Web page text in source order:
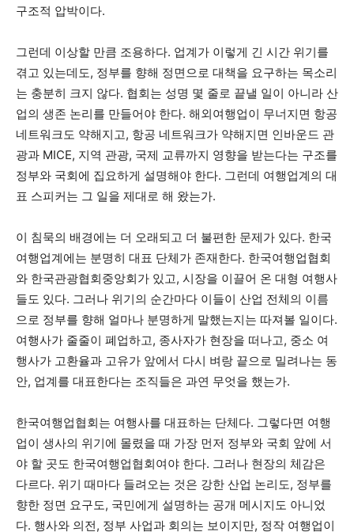
구조적 압박이다.
그런데 이상할 만큼 조용하다. 업계가 이렇게 긴 시간 위기를
겪고 있는데도, 정부를 향해 정면으로 대책을 요구하는 목소리
는 충분히 크지 않다. 협회는 성명 몇 줄로 끝낼 일이 아니라 산
업의 생존 논리를 만들어야 한다. 해외여행업이 무너지면 항공
네트워크도 약해지고, 항공 네트워크가 약해지면 인바운드 관
광과 MICE, 지역 관광, 국제 교류까지 영향을 받는다는 구조를
정부와 국회에 집요하게 설명해야 한다. 그런데 여행업계의 대
표 스피커는 그 일을 제대로 해 왔는가.
이 침묵의 배경에는 더 오래되고 더 불편한 문제가 있다. 한국
여행업계에는 분명히 대표 단체가 존재한다. 한국여행업협회
와 한국관광협회중앙회가 있고, 시장을 이끌어 온 대형 여행사
들도 있다. 그러나 위기의 순간마다 이들이 산업 전체의 이름
으로 정부를 향해 얼마나 분명하게 말했는지는 따져볼 일이다.
여행사가 줄줄이 폐업하고, 종사자가 현장을 떠나고, 중소 여
행사가 고환율과 고유가 앞에서 다시 벼랑 끝으로 밀려나는 동
안, 업계를 대표한다는 조직들은 과연 무엇을 했는가.
한국여행업협회는 여행사를 대표하는 단체다. 그렇다면 여행
업이 생사의 위기에 몰렸을 때 가장 먼저 정부와 국회 앞에 서
야 할 곳도 한국여행업협회여야 한다. 그러나 현장의 체감은
다르다. 위기 때마다 들려오는 것은 강한 산업 논리도, 정부를
향한 정면 요구도, 국민에게 설명하는 공개 메시지도 아니었
다. 행사와 의전, 정부 사업과 회의는 보이지만, 정작 여행업이